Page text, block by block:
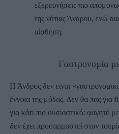
εξερευνήσεις πιο
της νότιας Άνδρου, ενώ
αίσθηση.
Γαστρονομία
Η Άνδρος δεν είναι
έννοια της μόδας. Δεν θα πας
για κάτι πιο ουσιαστικό: φαγητό
δεν έχει προσαρμοστεί στον